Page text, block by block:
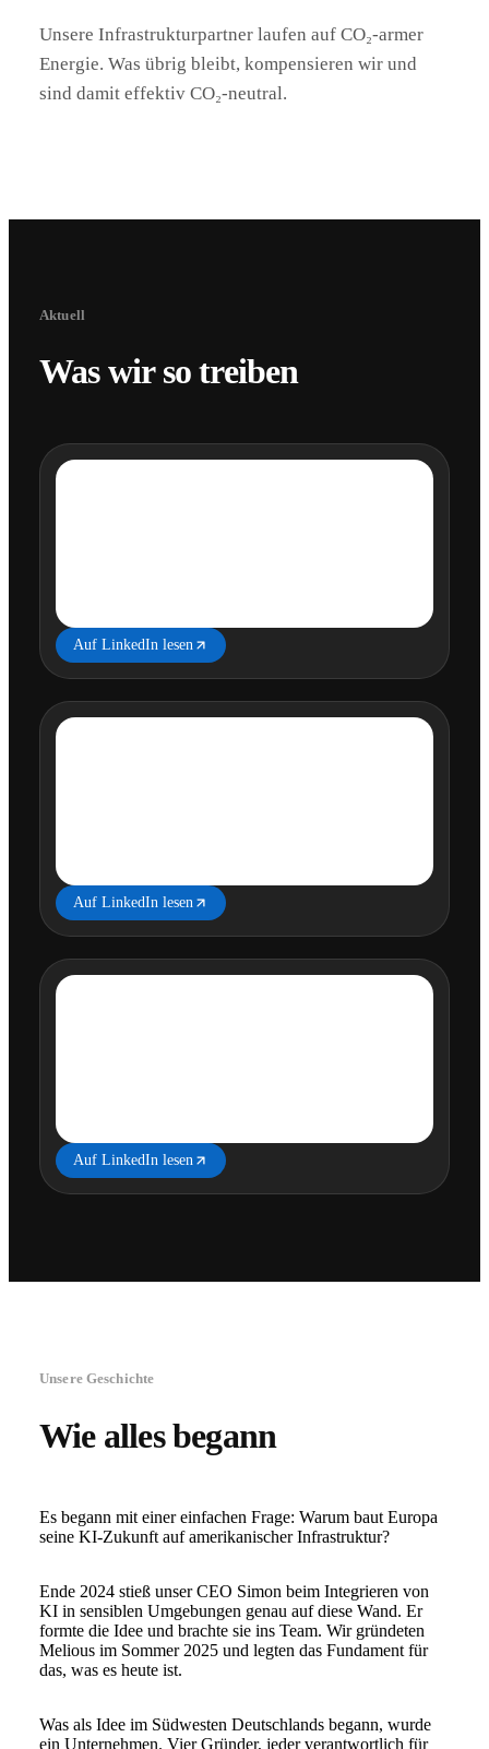
Unsere Infrastrukturpartner laufen auf CO₂-armer
Energie. Was übrig bleibt, kompensieren wir und
sind damit effektiv CO₂-neutral.
Aktuell
Was wir so treiben
Auf LinkedIn lesen
Auf LinkedIn lesen
Auf LinkedIn lesen
Unsere Geschichte
Wie alles begann
Es begann mit einer einfachen Frage: Warum baut Europa
seine KI-Zukunft auf amerikanischer Infrastruktur?
Ende 2024 stieß unser CEO Simon beim Integrieren von
KI in sensiblen Umgebungen genau auf diese Wand. Er
formte die Idee und brachte sie ins Team. Wir gründeten
Melious im Sommer 2025 und legten das Fundament für
das, was es heute ist.
Was als Idee im Südwesten Deutschlands begann, wurde
ein Unternehmen. Vier Gründer, jeder verantwortlich für